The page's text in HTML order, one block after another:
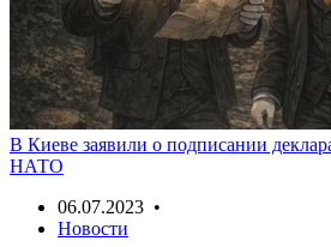
В Киеве заявили о подписании
НАТО
06.07.2023 •
Новости